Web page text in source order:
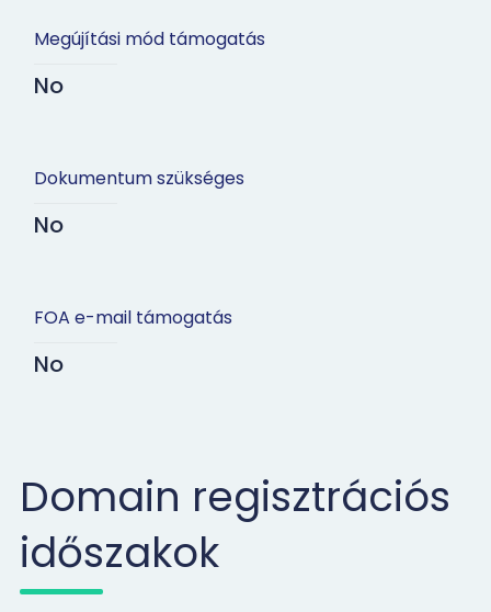
Megújítási mód támogatás
No
Dokumentum szükséges
No
FOA e-mail támogatás
No
Domain regisztrációs
időszakok